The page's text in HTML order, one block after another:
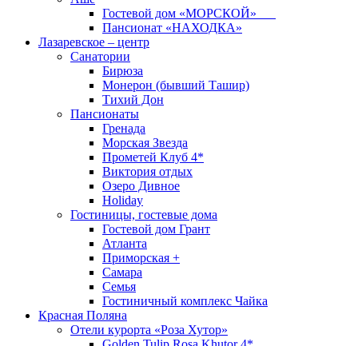
Гостевой дом «МОРСКОЙ»
Пансионат «НАХОДКА»
Лазаревское – центр
Санатории
Бирюза
Монерон (бывший Ташир)
Тихий Дон
Пансионаты
Гренада
Морская Звезда
Прометей Клуб 4*
Виктория отдых
Озеро Дивное
Holiday
Гостиницы, гостевые дома
Гостевой дом Грант
Атланта
Приморская +
Самара
Семья
Гостиничный комплекс Чайка
Красная Поляна
Отели курорта «Роза Хутор»